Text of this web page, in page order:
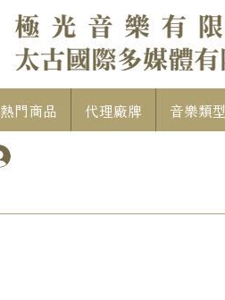
熱門商品 代理廠牌 音樂類型